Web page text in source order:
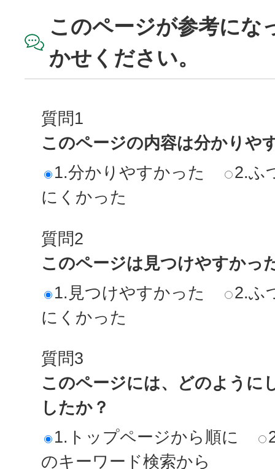
このページが参考にな
かせください。
質問1
このページの内容は分かりや
1.分かりやすかった
2.ふ
にくかった
質問2
このページは見つけやすかっ
1.見つけやすかった
2.ふ
にくかった
質問3
このページには、どのように
したか？
1.トップページから順に
のキーワード検索から